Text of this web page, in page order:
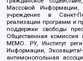
Массовой Информации,
учреждение в Санкт-
реализации программ и
поддержки свободы
Общественная
МЕМО. РУ, Институт
Информации,
антимонопольная